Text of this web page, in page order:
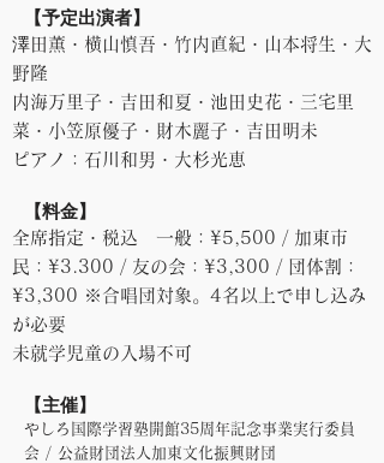
​【予定出演者】
澤田薫・横山慎吾・竹内直紀・山本将生・大
野隆
内海万里子・吉田和夏・池田史花・三宅里
菜・小笠原優子・財木麗子・吉田明未
ピアノ：石川和男・大杉光恵
​【料金】
全席指定・税込 一般：¥5,500 / 加東市
民：¥3.300 / 友の会：¥3,300 / 団体割：
¥3,300 ※合唱団対象。4名以上で申し込み
が必要
未就学児童の入場不可
​【主催】
やしろ国際学習塾開館35周年記念事業実行委員
会 / 公益財団法人加東文化振興財団